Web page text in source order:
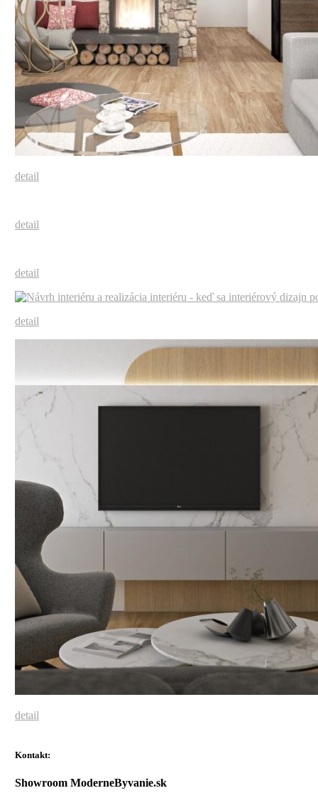
detail
detail
detail
detail
detail
Kontakt:
Showroom ModerneByvanie.sk